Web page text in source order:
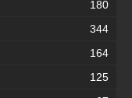
180
344
164
125